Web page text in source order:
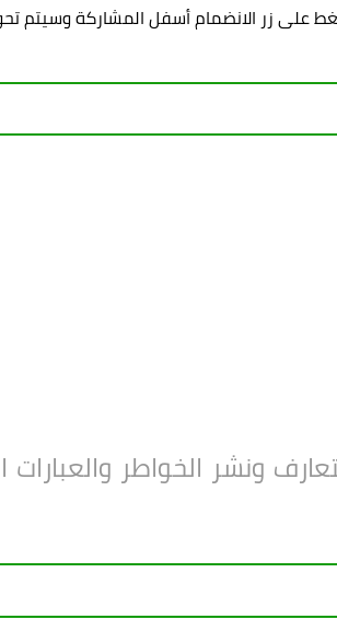
على زر الانضمام أسفل المشاركة وسيتم
ونشر الخواطر والعبارات